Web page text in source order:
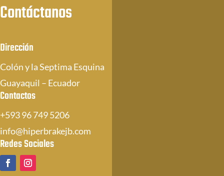
Contáctanos
Dirección
Colón y la Septima Esquina
Guayaquil – Ecuador
Contactos
+593 96 749 5206
info@hiperbrakejb.com
Redes Sociales